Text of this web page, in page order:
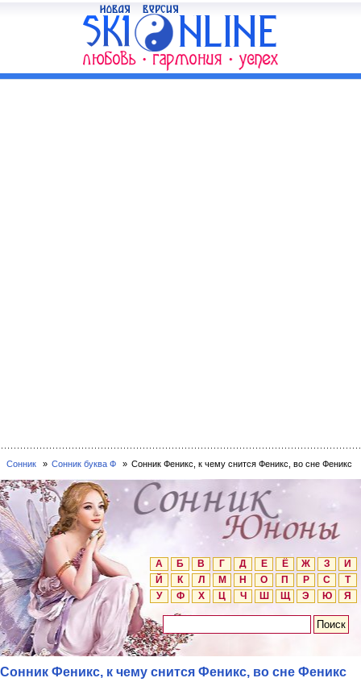
Сонник Сонник буква Ф Сонник Феникс, к чему снится Феникс, во сне Феникс
А Б В Г Д Е Ё Ж З
И
Й
К Л М Н О П Р С
Т
У
Ф Х Ц Ч Ш Щ Э Ю Я
Сонник Феникс, к чему снится Феникс, во сне Феникс